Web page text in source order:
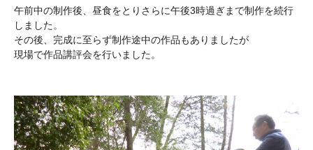
午前中の制作後、昼食をとりさらに午後3時過ぎまで制作を続行
しました。
その後、完成に至らず制作途中の作品もありましたが
現場で作品講評会を行いました。